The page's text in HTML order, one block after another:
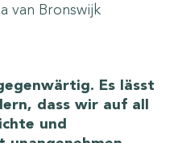
van Bronswijk
Es lässt
dass wir auf all
und